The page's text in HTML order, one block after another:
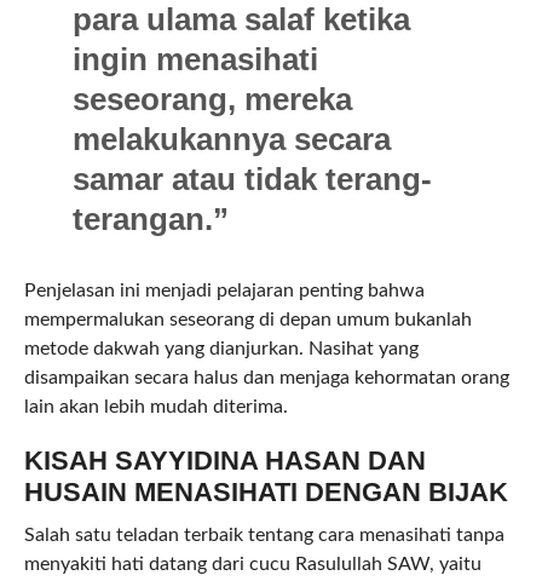
para ulama salaf ketika
ingin menasihati
seseorang, mereka
melakukannya secara
samar atau tidak terang-
terangan.”
Penjelasan ini menjadi pelajaran penting bahwa
mempermalukan seseorang di depan umum bukanlah
metode dakwah yang dianjurkan. Nasihat yang
disampaikan secara halus dan menjaga kehormatan orang
lain akan lebih mudah diterima.
KISAH SAYYIDINA HASAN DAN
HUSAIN MENASIHATI DENGAN BIJAK
Salah satu teladan terbaik tentang cara menasihati tanpa
menyakiti hati datang dari cucu Rasulullah SAW, yaitu